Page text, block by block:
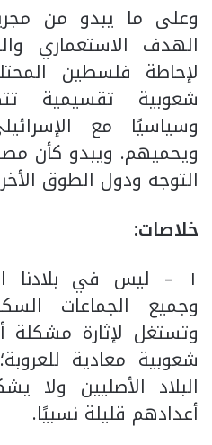
وعلى ما يبدو من
الهدف الاستعماري
لإحاطة فلسطين
شعوبية تقسيمية
وسياسيًا مع
ويحميهم. ويبدو كأن
التوجه ودول الطوق
خلاصات:
١ – ليس في بلادنا
وجميع الجماعات
وتستغل لإثارة مشكلة
شعوبية معادية
البلاد الأصليين ولا
أعدادهم قليلة نسبيًا.